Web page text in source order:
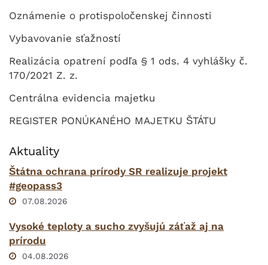
Oznámenie o protispoločenskej činnosti
Vybavovanie sťažností
Realizácia opatrení podľa § 1 ods. 4 vyhlášky č.
170/2021 Z. z.
Centrálna evidencia majetku
REGISTER PONÚKANÉHO MAJETKU ŠTÁTU
Aktuality
Štátna ochrana prírody SR realizuje projekt
#geopass3
07.08.2026
Vysoké teploty a sucho zvyšujú záťaž aj na
prírodu
04.08.2026